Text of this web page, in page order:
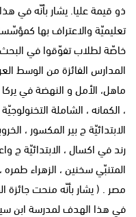
تعليميّة والاعتراف بها
خاصّة لطلاب تفوّقوا في
ماهل، الأمل و النهضة في
، الكمانه ، الشاملة
الابتدائيّة ج بير المكسور ،
رند في اكسال ، الابتدائيّة ج
المتنبّي سخنين ، الزهراء
مصر . ( يشار بأنّه منحت جائزة